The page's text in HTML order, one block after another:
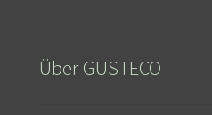
Über GUSTECO